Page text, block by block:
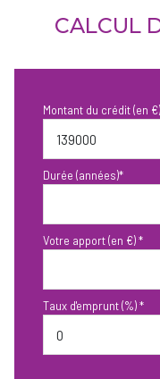
CALCUL
Montant du crédit (en
Durée (années)*
Votre apport (en €) *
Taux d'emprunt (%) *